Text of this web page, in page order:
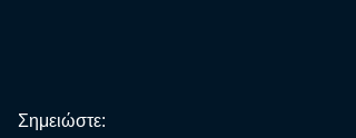
Σημειώστε: